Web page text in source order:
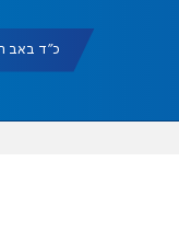
כ"ד באב תשפ"ו